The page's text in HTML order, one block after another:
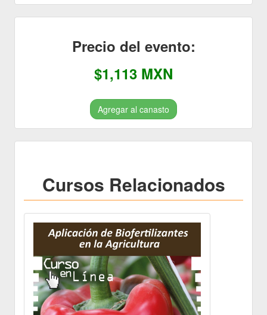
Precio del evento:
$1,113 MXN
Agregar al canasto
Cursos Relacionados